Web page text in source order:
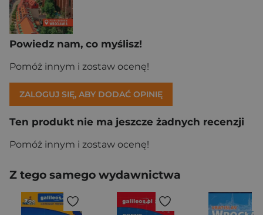
Powiedz nam, co myślisz!
Pomóż innym i zostaw ocenę!
ZALOGUJ SIĘ, ABY DODAĆ OPINIĘ
Ten produkt nie ma jeszcze żadnych recenzji
Pomóż innym i zostaw ocenę!
Z tego samego wydawnictwa